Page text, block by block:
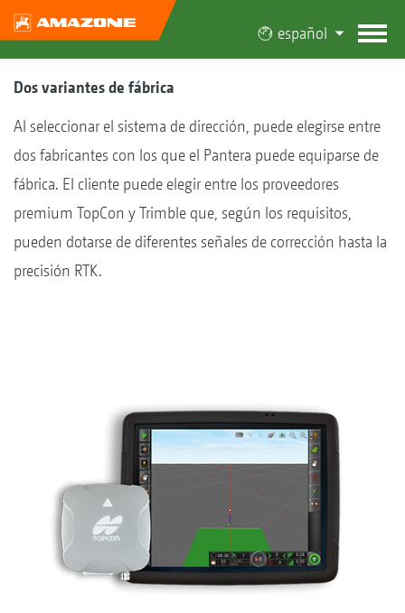
español
Dos variantes de fábrica
Al seleccionar el sistema de dirección, puede elegirse entre
dos fabricantes con los que el Pantera puede equiparse de
fábrica. El cliente puede elegir entre los proveedores
premium TopCon y Trimble que, según los requisitos,
pueden dotarse de diferentes señales de corrección hasta la
precisión RTK.